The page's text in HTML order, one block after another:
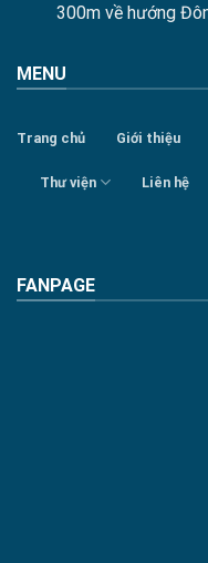
300m về hướng
MENU
Trang chủ Giới thiệu
Thư viện Liên hệ
FANPAGE